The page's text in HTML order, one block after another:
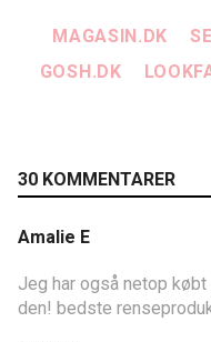
MAGASIN.DK
GOSH.DK
30 KOMMENTARER
Amalie E
Jeg har også netop
den! bedste